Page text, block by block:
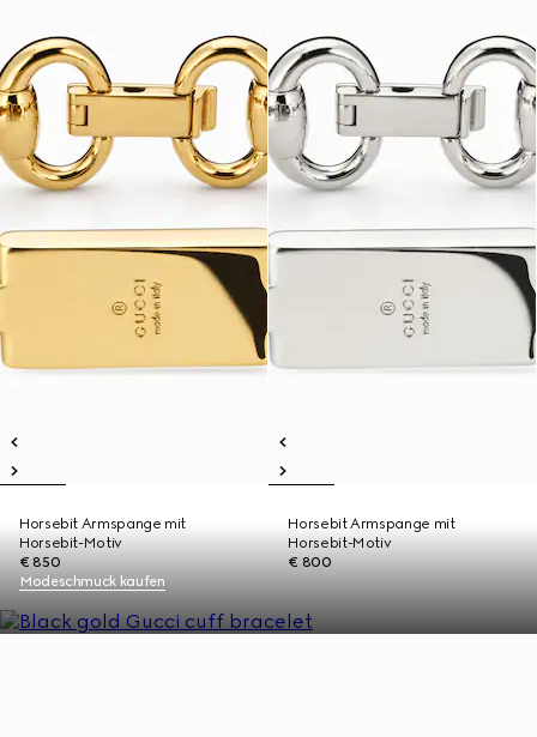
Horsebit Armspange mit
Horsebit-Motiv
€ 850
Horsebit Armspange mit
Horsebit-Motiv
€ 800
Modeschmuck kaufen